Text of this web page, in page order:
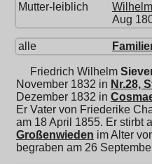
Mutter-leiblich
Aug
alle
Friedrich Wilhelm
November 1832 in Nr.28,
Dezember 1832 in
Er Vater von Friederike
am 18 April 1855. Er stirbt
Großenwieden im Alter
begraben am 26